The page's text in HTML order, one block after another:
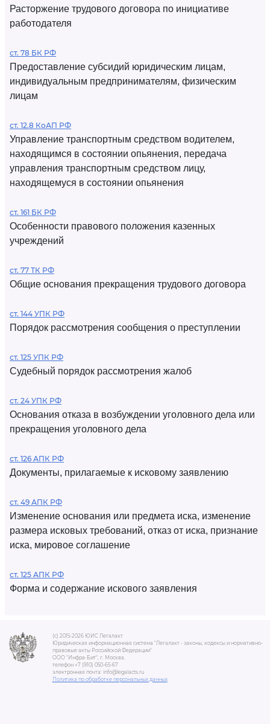
Расторжение трудового договора по инициативе
работодателя
ст. 78 БК РФ
Предоставление субсидий юридическим лицам,
индивидуальным предпринимателям, физическим
лицам
ст. 12.8 КоАП РФ
Управление транспортным средством водителем,
находящимся в состоянии опьянения, передача
управления транспортным средством лицу,
находящемуся в состоянии опьянения
ст. 161 БК РФ
Особенности правового положения казенных
учреждений
ст. 77 ТК РФ
Общие основания прекращения трудового договора
ст. 144 УПК РФ
Порядок рассмотрения сообщения о преступлении
ст. 125 УПК РФ
Судебный порядок рассмотрения жалоб
ст. 24 УПК РФ
Основания отказа в возбуждении уголовного дела или
прекращения уголовного дела
ст. 126 АПК РФ
Документы, прилагаемые к исковому заявлению
ст. 49 АПК РФ
Изменение основания или предмета иска, изменение
размера исковых требований, отказ от иска, признание
иска, мировое соглашение
ст. 125 АПК РФ
Форма и содержание искового заявления
(c) 2015-2026 ЮИС Легалакт
Юридическая информационная система "Легалакт - законы, кодексы и нормативно-
правовые акты Российской Федерации"
ООО "Инфра-Бит", г. Москва.
телефон +7 (910) 050-65-67
электронная почта: info@legalacts.ru
Политика по обработке персональных данных